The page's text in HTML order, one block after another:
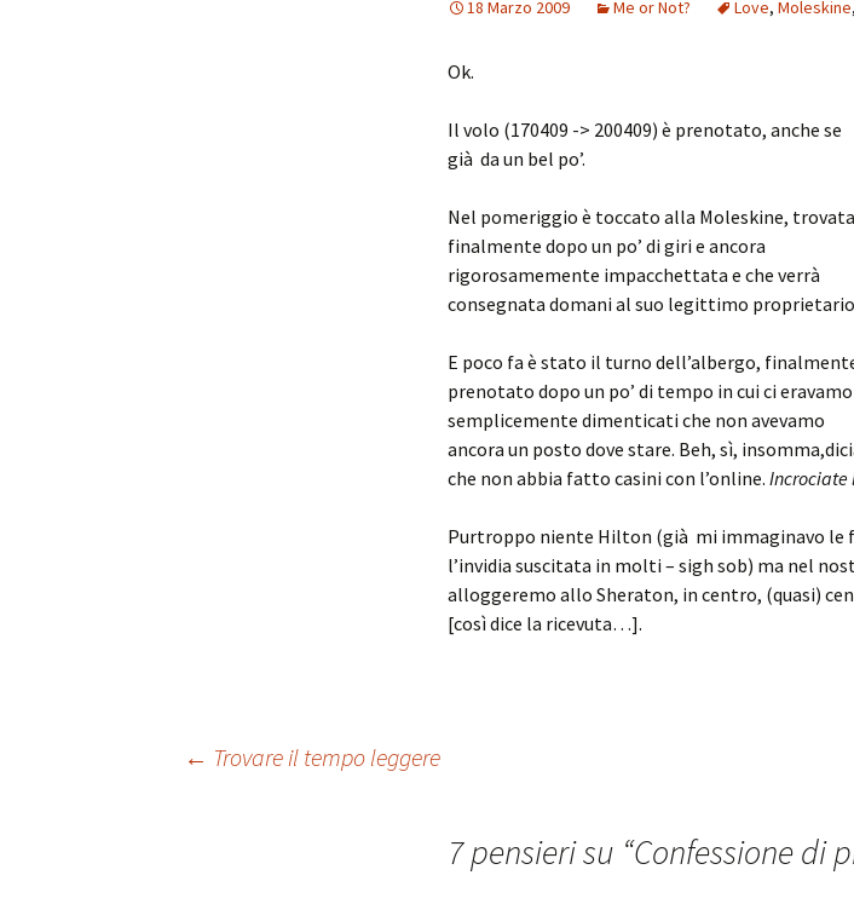
18 Marzo 2009 Me or Not? Love, Moleskine,
Ok.
Il volo (170409 -> 200409) è prenotato, anche se
già da un bel po’.
Nel pomeriggio è toccato alla Moleskine, trovata
finalmente dopo un po’ di giri e ancora
rigorosamemente impacchettata e che verrà
consegnata domani al suo legittimo
E poco fa è stato il turno dell’albergo,
prenotato dopo un po’ di tempo in cui ci eravamo
semplicemente dimenticati che non avevamo
ancora un posto dove stare. Beh, sì,
che non abbia fatto casini con l’online. Incrociate
Purtroppo niente Hilton (già mi immaginavo le
l’invidia suscitata in molti – sigh sob) ma nel
alloggeremo allo Sheraton, in centro, (quasi)
[così dice la ricevuta…].
Navigazione
← Trovare il tempo leggere
7 pensieri su “Confessione di